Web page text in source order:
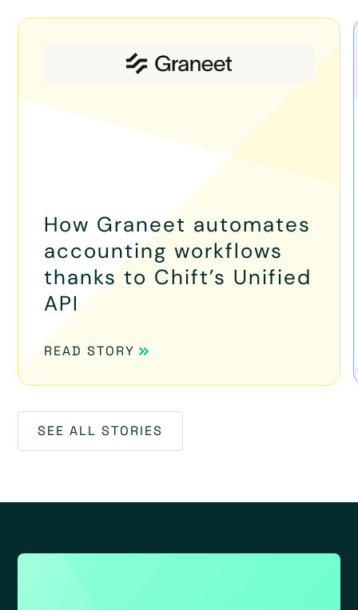
How Graneet automates
accounting workflows
thanks to Chift’s Unified
API
READ STORY
SEE ALL STORIES